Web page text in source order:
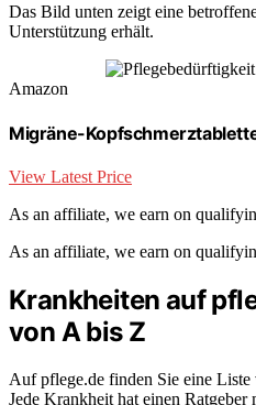
Das Bild unten zeigt eine
Unterstützung erhält.
Amazon
Migräne-
View Latest Price
As an affiliate, we earn on
As an affiliate, we earn on
Krankheiten auf
von A bis Z
Auf pflege.de finden Sie eine
Jede Krankheit hat einen